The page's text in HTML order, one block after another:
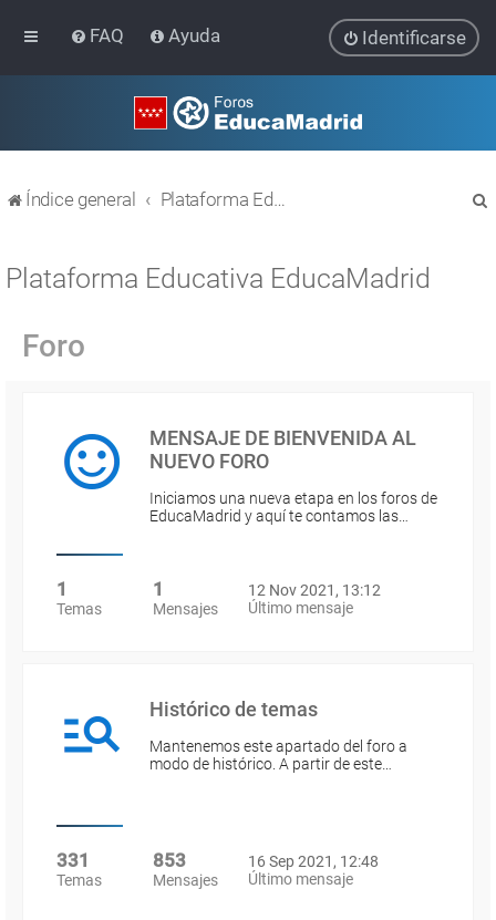
FAQ Ayuda Identificarse
Índice general Plataforma Educativa EducaMadrid
Plataforma Educativa EducaMadrid
Foro
MENSAJE DE BIENVENIDA AL
NUEVO FORO
Iniciamos una nueva etapa en los foros de
EducaMadrid y aquí te contamos las…
1
Temas
1
Mensajes
12 Nov 2021, 13:12
Último mensaje
Histórico de temas
Mantenemos este apartado del foro a
modo de histórico. A partir de este…
331
Temas
853
Mensajes
16 Sep 2021, 12:48
Último mensaje